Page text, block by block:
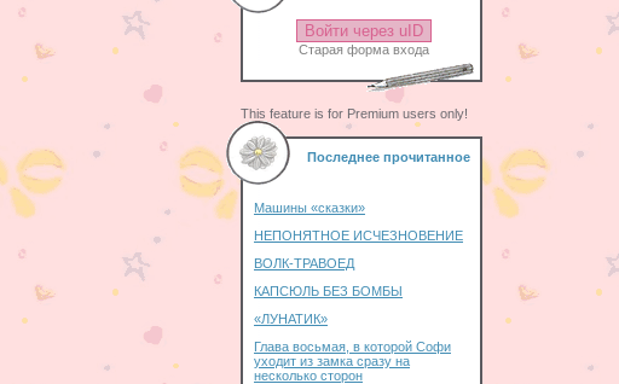
Войти через uID
Старая форма входа
This feature is for Premium users only!
Последнее прочитанное
Машины «сказки»
НЕПОНЯТНОЕ ИСЧЕЗНОВЕНИЕ
ВОЛК-ТРАВОЕД
КАПСЮЛЬ БЕЗ БОМБЫ
«ЛУНАТИК»
Глава восьмая, в которой Софи
уходит из замка сразу на
несколько сторон